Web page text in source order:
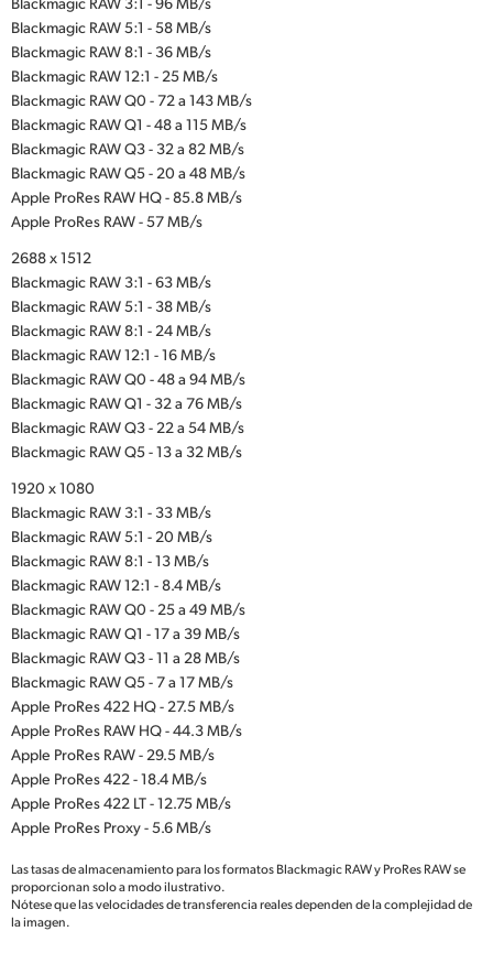
Blackmagic RAW 5:1 - 58 MB/s
Blackmagic RAW 8:1 - 36 MB/s
Blackmagic RAW 12:1 - 25 MB/s
Blackmagic RAW Q0 - 72 a 143 MB/s
Blackmagic RAW Q1 - 48 a 115 MB/s
Blackmagic RAW Q3 - 32 a 82 MB/s
Blackmagic RAW Q5 - 20 a 48 MB/s
Apple ProRes RAW HQ - 85.8 MB/s
Apple ProRes RAW - 57 MB/s
2688 x 1512
Blackmagic RAW 3:1 - 63 MB/s
Blackmagic RAW 5:1 - 38 MB/s
Blackmagic RAW 8:1 - 24 MB/s
Blackmagic RAW 12:1 - 16 MB/s
Blackmagic RAW Q0 - 48 a 94 MB/s
Blackmagic RAW Q1 - 32 a 76 MB/s
Blackmagic RAW Q3 - 22 a 54 MB/s
Blackmagic RAW Q5 - 13 a 32 MB/s
1920 x 1080
Blackmagic RAW 3:1 - 33 MB/s
Blackmagic RAW 5:1 - 20 MB/s
Blackmagic RAW 8:1 - 13 MB/s
Blackmagic RAW 12:1 - 8.4 MB/s
Blackmagic RAW Q0 - 25 a 49 MB/s
Blackmagic RAW Q1 - 17 a 39 MB/s
Blackmagic RAW Q3 - 11 a 28 MB/s
Blackmagic RAW Q5 - 7 a 17 MB/s
Apple ProRes 422 HQ - 27.5 MB/s
Apple ProRes RAW HQ - 44.3 MB/s
Apple ProRes RAW - 29.5 MB/s
Apple ProRes 422 - 18.4 MB/s
Apple ProRes 422 LT - 12.75 MB/s
Apple ProRes Proxy - 5.6 MB/s
Las tasas de almacenamiento para los formatos Blackmagic RAW y ProRes RAW se
proporcionan solo a modo ilustrativo.
Nótese que las velocidades de transferencia reales dependen de la complejidad de
la imagen.